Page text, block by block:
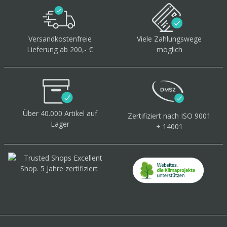
Versandkostenfreie
Lieferung ab 200,- €
Viele Zahlungswege
möglich
Über 40.000 Artikel auf
Lager
Zertifiziert nach ISO 9001
+ 14001